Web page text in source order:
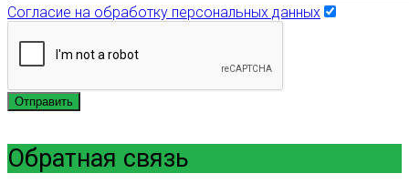
Согласие на обработку персональных данных
Отправить
Обратная связь